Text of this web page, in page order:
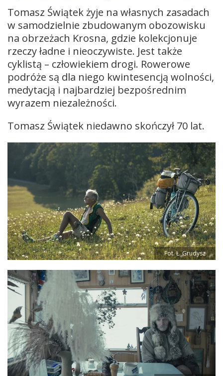
Tomasz Świątek żyje na własnych zasadach
w samodzielnie zbudowanym obozowisku
na obrzeżach Krosna, gdzie kolekcjonuje
rzeczy ładne i nieoczywiste. Jest także
cyklistą – człowiekiem drogi. Rowerowe
podróże są dla niego kwintesencją wolności,
medytacją i najbardziej bezpośrednim
wyrazem niezależności.
Tomasz Świątek niedawno skończył 70 lat.
Fot. Ł. Grudysz